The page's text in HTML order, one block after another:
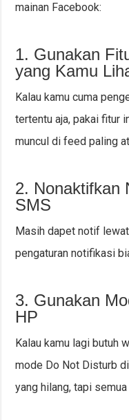
mainan Facebook:
1. Gunakan
yang Kamu
Kalau kamu cuma
tertentu aja, pakai fitur
muncul di feed paling
2. Nonaktifkan
SMS
Masih dapet notif
pengaturan notifikasi
3. Gunakan
HP
Kalau kamu lagi butuh
mode Do Not Disturb
yang hilang, tapi